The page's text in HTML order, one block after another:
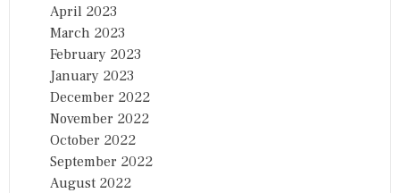
April 2023
March 2023
February 2023
January 2023
December 2022
November 2022
October 2022
September 2022
August 2022